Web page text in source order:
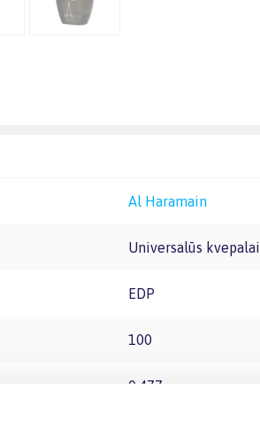
Al Haramain
Universalūs kvepalai
EDP
100
0.477